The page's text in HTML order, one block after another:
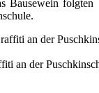
Bausewein folgten
an der